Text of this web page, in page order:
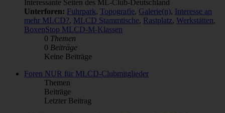
Interessante Seiten des ML-Club-Deutschland
Unterforen: Fuhrpark, Topografie, Galerie(n), Interesse an
mehr MLCD?, MLCD Stammtische, Rastplatz, Werkstätten,
BoxenStop MLCD-M-Klassen
0 Themen
0 Beiträge
Keine Beiträge
Foren NUR für MLCD-Clubmitglieder
Themen
Beiträge
Letzter Beitrag